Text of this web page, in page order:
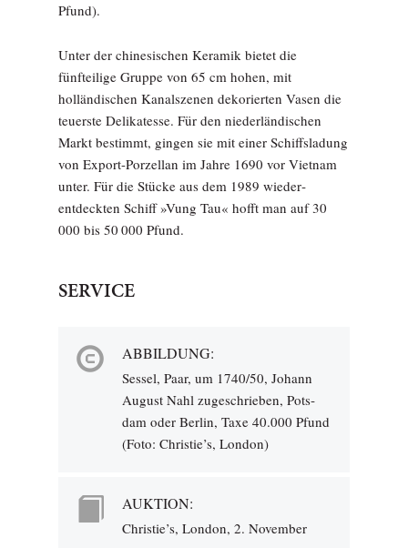
Pfund).
Unter der chinesischen Keramik bietet die
fünfteilige Gruppe von 65 cm hohen, mit
holländischen Kanalszenen dekorierten Vasen die
teuerste Delikatesse. Für den niederländischen
Markt bestimmt, gingen sie mit einer Schiffsladung
von Export-Porzellan im Jahre 1690 vor Vietnam
unter. Für die Stücke aus dem 1989 wieder­
entdeckten Schiff »Vung Tau« hofft man auf 30
000 bis 50 000 Pfund.
SERVICE
ABBILDUNG:
Sessel, Paar, um 1740/50, Johann
August Nahl zugeschrieben, Pots­
dam oder Berlin, Taxe 40.000 Pfund
(Foto: Christie’s, London)
AUKTION:
Christie’s, London, 2. November